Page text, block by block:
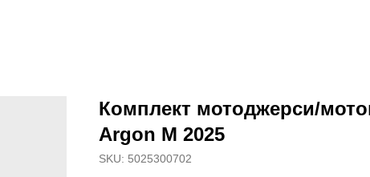
Комплект мотоджерси/
Argon M 2025
SKU: 5025300702